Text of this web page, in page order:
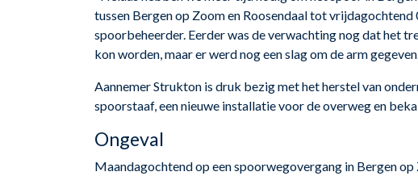
tussen Bergen op Zoom en Roosendaal tot vrijdagochtend
spoorbeheerder. Eerder was de verwachting nog dat het
kon worden, maar er werd nog een slag om de arm gegeven.
Aannemer Strukton is druk bezig met het herstel van
spoorstaaf, een nieuwe installatie voor de overweg en
Ongeval
Maandagochtend op een spoorwegovergang in Bergen op